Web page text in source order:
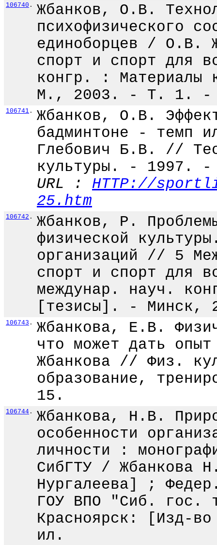
106740 .
Жбанков, О.В.
психофизического
единоборцев / О.В.
спорт и спорт для
конгр. :
М., 2003. - Т. 1. -
106741 .
Жбанков, О.В.
бадминтоне - темп
Глебович Б.В. //
культуры. -
URL : HTTP://
25.htm
106742 .
Жбанков, Р.
физической
организаций // 5
спорт и спорт для
междунар. науч.
[тезисы]. - Минск,
106743 .
Жбанкова, Е.В.
что может дать
Жбанкова // Физ.
образование,
15.
106744 .
Жбанкова, Н.В.
особенности
личности :
СибГТУ /
Нургалеева] ;
ГОУ ВПО "Сиб. гос.
Красноярск: [Изд-
ил.